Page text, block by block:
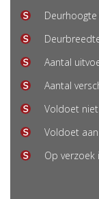
Deurhoogte
Aantal
Aantal
Voldoet
Voldoet
Op verzoek